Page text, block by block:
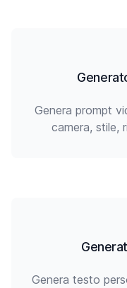
Genera prompt
camera, stile,
Genera testo